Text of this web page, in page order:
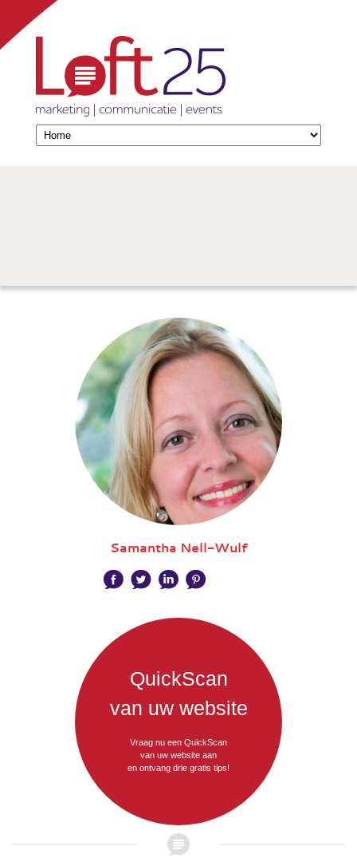
Samantha Nell-Wulf
QuickScan
van uw website
Vraag nu een QuickScan
van uw website aan
en ontvang drie gratis tips!